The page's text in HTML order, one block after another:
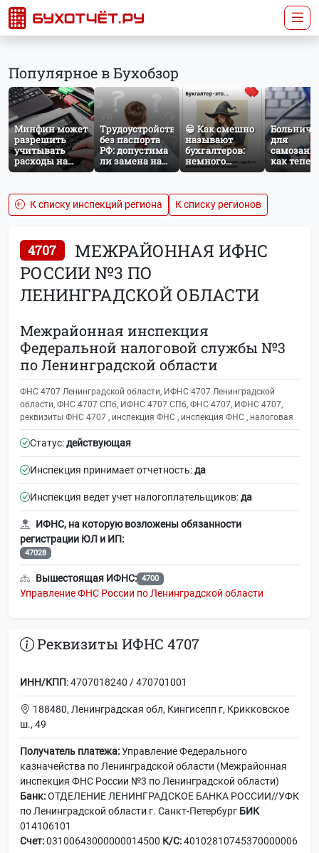
Популярное в Бухобзор
Минфин может
разрешить
учитывать
расходы на
защиту от
расчёте налога
на прибыль
Трудоустройство
без паспорта
РФ: допустима
ли замена на
загранпаспорт?
😁 Как смешно
называют
бухгалтеров:
немного
профессионального
для
как
работает
К списку инспекций региона К списку регионов
4707
МЕЖРАЙОННАЯ ИФНС
РОССИИ №3 ПО
ЛЕНИНГРАДСКОЙ ОБЛАСТИ
Межрайонная инспекция
Федеральной налоговой службы №3
по Ленинградской области
ФНС 4707 Ленинградской области, ИФНС 4707 Ленинградской
области, ФНС 4707 СПб, ИФНС 4707 СПб, ФНС 4707, ИФНС 4707,
реквизиты ФНС 4707 , инспекция ФНС , инспекция ФНС , налоговая
Статус:действующая
Инспекция принимает отчетность:да
Инспекция ведет учет налогоплательщиков:да
ИФНС, на которую возложены обязанности
регистрации ЮЛ и ИП:
47028
Вышестоящая ИФНС: 4700
Управление ФНС России по Ленинградской области
Реквизиты ИФНС 4707
ИНН/КПП: 4707018240 / 470701001
188480, Ленинградская обл, Кингисепп г, Крикковское
ш., 49
Получатель платежа:Управление Федерального
казначейства по Ленинградской области (Межрайонная
инспекция ФНС России №3 по Ленинградской области)
Банк:ОТДЕЛЕНИЕ ЛЕНИНГРАДСКОЕ БАНКА РОССИИ//УФК
по Ленинградской области г. Санкт-Петербург БИК
014106101
Счет:03100643000000014500 К/С:40102810745370000006